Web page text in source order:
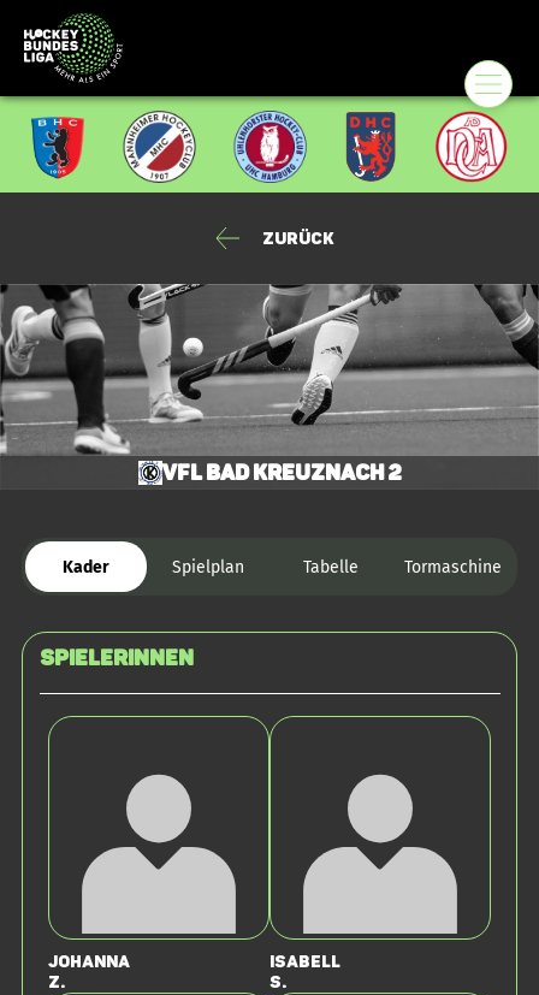
Zurück
VfL Bad Kreuznach 2
Kader Spielplan Tabelle Tormaschine
SPIELERINNEN
Johanna
Z.
Isabell
S.